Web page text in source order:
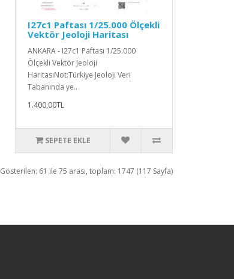
I27c1 Paftası 1/25.000 Ölçekli
Vektör Jeoloji Haritası
ANKARA - I27c1 Paftası 1/25.000
Ölçekli Vektör Jeoloji
HaritasıNot:Türkiye Jeoloji Veri
Tabanında ye..
1.400,00TL
SEPETE EKLE
Gösterilen: 61 ile 75 arası, toplam: 1747 (117 Sayfa)